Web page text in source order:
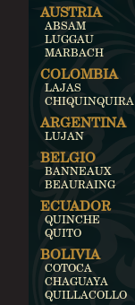
AUSTRIA
ABSAM
LUGGAU
MARBACH
COLOMBIA
LAJAS
CHIQUINQUIRA
ARGENTINA
LUJAN
BELGIO
BANNEAUX
BEAURAING
ECUADOR
QUINCHE
QUITO
BOLIVIA
COTOCA
CHAGUAYA
QUILLACOLLO